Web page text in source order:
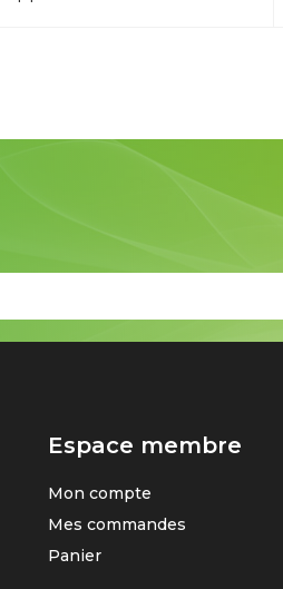
Espace membre
Mon compte
Mes commandes
Panier